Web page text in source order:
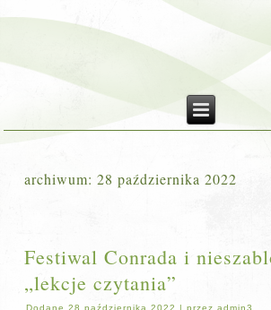
archiwum:28 października 2022
Festiwal Conrada i
„lekcje czytania”
Dodane 28 października 2022 |przez admin3